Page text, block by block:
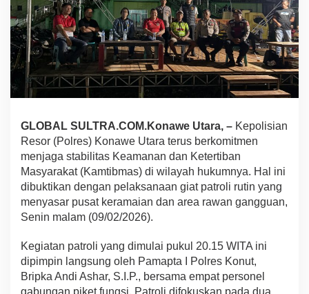
a
s
T
u
r
a
M
i
n
S
o
c
c
r
P
e
GLOBAL SULTRA.COM.Konawe Utara, – Kepolisian
Resor (Polres) Konawe Utara terus berkomitmen
menjaga stabilitas Keamanan dan Ketertiban
Masyarakat (Kamtibmas) di wilayah hukumnya. Hal ini
dibuktikan dengan pelaksanaan giat patroli rutin yang
menyasar pusat keramaian dan area rawan gangguan,
Senin malam (09/02/2026).
Kegiatan patroli yang dimulai pukul 20.15 WITA ini
dipimpin langsung oleh Pamapta I Polres Konut,
Bripka Andi Ashar, S.I.P., bersama empat personel
gabungan piket fungsi. Patroli difokuskan pada dua